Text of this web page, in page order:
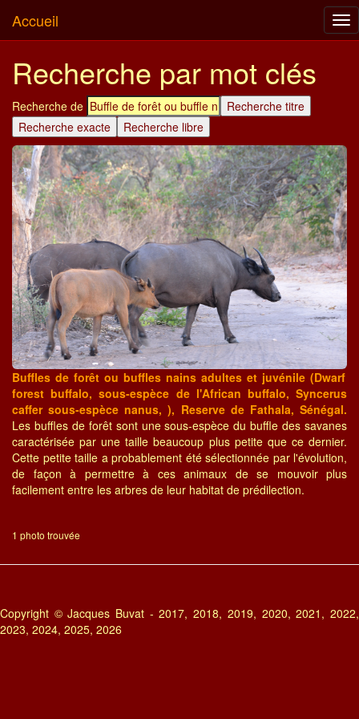
Accueil
Recherche par mot clés
Recherche de
Buffles de forêt ou buffles nains adultes et juvénile (Dwarf
forest buffalo, sous-espèce de l'African buffalo, Syncerus
caffer sous-espèce nanus, ), Reserve de Fathala, Sénégal.
Les buffles de forêt sont une sous-espèce du buffle des savanes
caractérisée par une taille beaucoup plus petite que ce dernier.
Cette petite taille a probablement été sélectionnée par l'évolution,
de façon à permettre à ces animaux de se mouvoir plus
facilement entre les arbres de leur habitat de prédilection.
1 photo trouvée
Copyright © Jacques Buvat - 2017, 2018, 2019, 2020, 2021, 2022,
2023, 2024, 2025, 2026